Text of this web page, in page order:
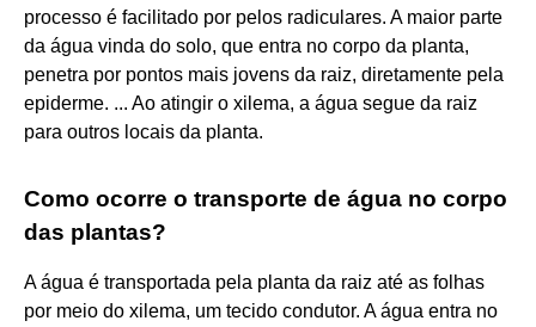
processo é facilitado por pelos radiculares. A maior parte
da água vinda do solo, que entra no corpo da planta,
penetra por pontos mais jovens da raiz, diretamente pela
epiderme. ... Ao atingir o xilema, a água segue da raiz
para outros locais da planta.
Como ocorre o transporte de água no corpo
das plantas?
A água é transportada pela planta da raiz até as folhas
por meio do xilema, um tecido condutor. A água entra no